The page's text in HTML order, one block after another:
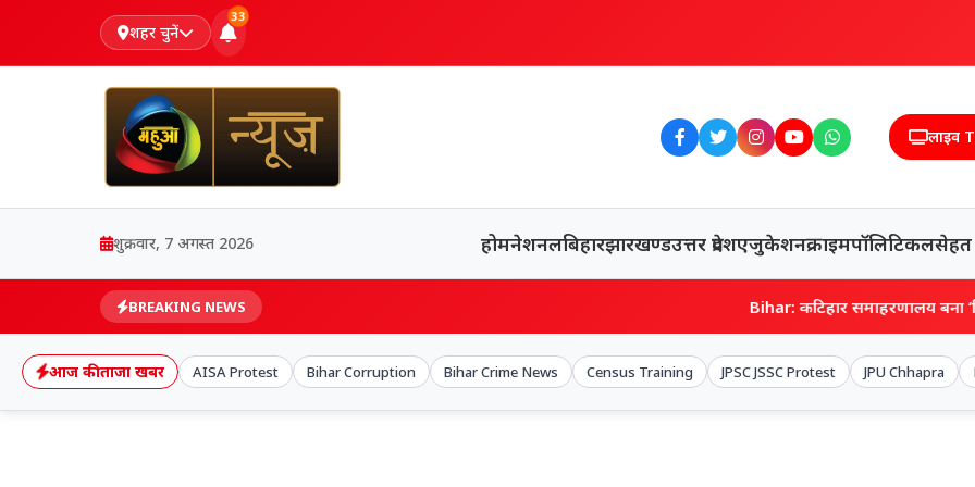
शहर चुनें
33
लाइव
शुक्रवार, 7 अगस्त 2026 होमनेशनलबिहारझारखण्डउत्तर प्रदेशएजुकेशनक्राइमपॉलिटिकलसेहत
BREAKING NEWS Bihar: कटिहार समाहरणालय बना ‘रिश्तों का
आज की ताजा खबर AISA Protest Bihar Corruption Bihar Crime News Census Training JPSC JSSC Protest JPU Chhapra